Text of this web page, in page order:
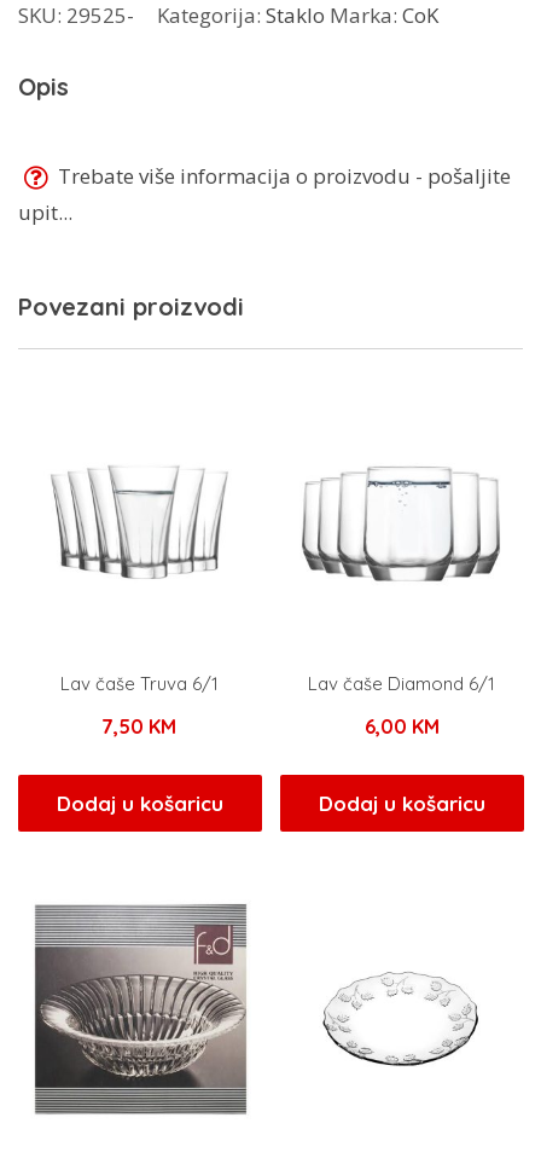
količina
SKU: 29525- Kategorija: Staklo Marka: CoK
Opis
Trebate više informacija o proizvodu - pošaljite
upit...
Povezani proizvodi
Lav čaše Truva 6/1
7,50 KM
Dodaj u košaricu
Lav čaše Diamond 6/1
6,00 KM
Dodaj u košaricu